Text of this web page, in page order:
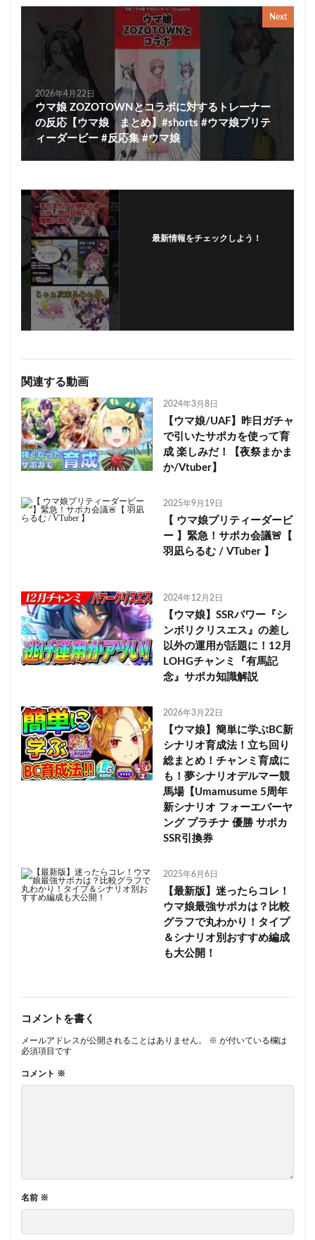
Next
2026年4月22日
ウマ娘 ZOZOTOWNとコラボに対するトレーナー
の反応【ウマ娘 まとめ】#shorts #ウマ娘プリテ
ィーダービー #反応集 #ウマ娘
最新情報をチェックしよう！
関連する動画
2024年3月8日
【ウマ娘/UAF】昨日ガチャ
で引いたサポカを使って育
成 楽しみだ！【夜祭まかま
か/Vtuber】
2025年9月19日
【 ウマ娘プリティーダービ
ー 】緊急！サポカ会議🚨【
羽凪らるむ / VTuber 】
2024年12月2日
【ウマ娘】SSRパワー『シ
ンボリクリスエス』の差し
以外の運用が話題に！12月
LOHGチャンミ『有馬記
念』サポカ知識解説
2026年3月22日
【ウマ娘】簡単に学ぶBC新
シナリオ育成法！立ち回り
総まとめ！チャンミ育成に
も！夢シナリオデルマー競
馬場【Umamusume 5周年
新シナリオ フォーエバーヤ
ング プラチナ 優勝 サポカ
SSR引換券
2025年6月6日
【最新版】迷ったらコレ！
ウマ娘最強サポカは？比較
グラフで丸わかり！タイプ
＆シナリオ別おすすめ編成
も大公開！
コメントを書く
メールアドレスが公開されることはありません。 ※ が付いている欄は
必須項目です
コメント ※
名前 ※